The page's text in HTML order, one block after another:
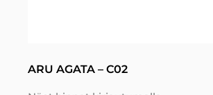
ARU AGATA – C02